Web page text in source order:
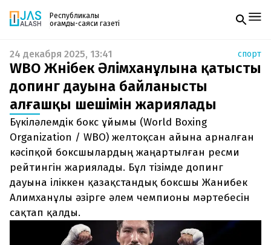
Республикалық
қоғамдық-саяси газеті
Жаңалықтар
Спорт
Live
Руханият
Аймақ
Архив
Заң және тәртіп
Редакциямен байланыс
+7 708 604 51 06
Жарнама бөлімі
+7 701 220 64 52
Пошта
zhasalash100@gmail.com
Газетке жазылу
PDF форматтағы газетті ай сайын электронды
поштаңызға алып отырыңыз. Жаңа нөмір
шыққан сәтте сізге бірден жіберіледі. Тек email
енгізіңіз, біз қалғанын өзіміз жібереміз.
24 декабря 2025, 13:41 спорт
WBO Жәнібек Әлімханұлына қатысты
допинг дауына байланысты
алғашқы шешімін жариялады
Бүкіләлемдік бокс ұйымы (World Boxing
Organization / WBO) желтоқсан айына арналған
кәсіпқой боксшылардың жаңартылған ресми
рейтингін жариялады. Бұл тізімде допинг
дауына іліккен қазақстандық боксшы Жанибек
Алимханұлы әзірге әлем чемпионы мәртебесін
сақтап қалды.